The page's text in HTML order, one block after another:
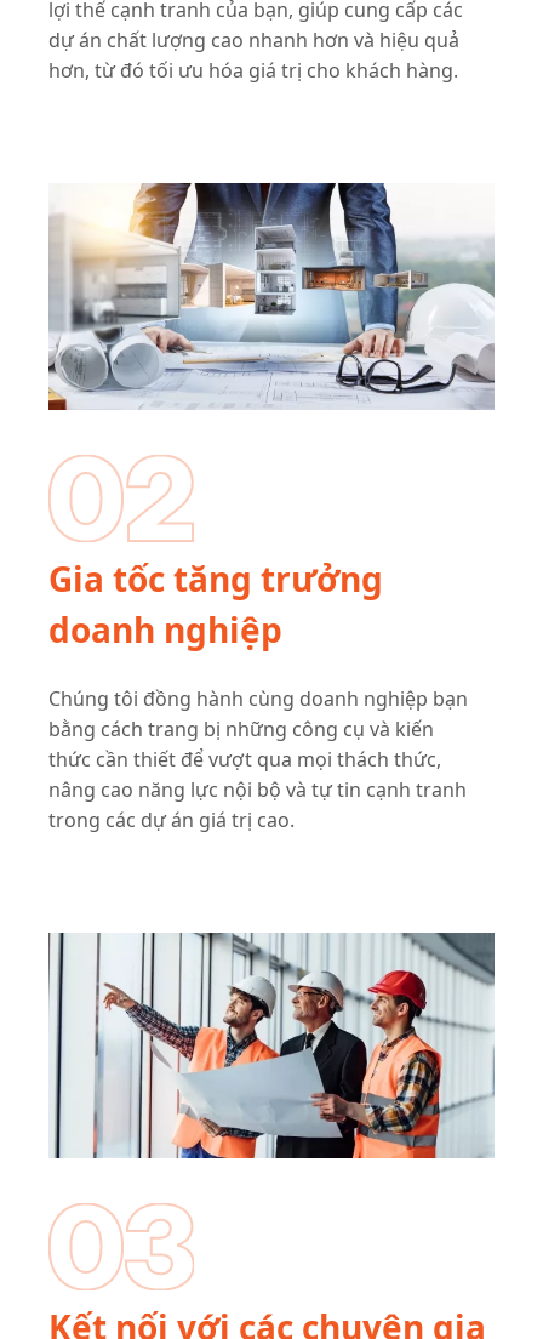
lợi thế cạnh tranh của bạn, giúp cung cấp các
dự án chất lượng cao nhanh hơn và hiệu quả
hơn, từ đó tối ưu hóa giá trị cho khách hàng.
Gia tốc tăng trưởng
doanh nghiệp
Chúng tôi đồng hành cùng doanh nghiệp bạn
bằng cách trang bị những công cụ và kiến
thức cần thiết để vượt qua mọi thách thức,
nâng cao năng lực nội bộ và tự tin cạnh tranh
trong các dự án giá trị cao.
Kết nối với các chuyên gia